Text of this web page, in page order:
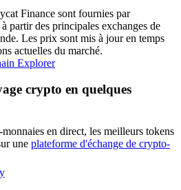
traders
bénéfices et des commissions de copy
Finance sont fournies par
partir des principales exchanges de
Les prix sont mis à jour en temps
actuelles du marché.
Explorer
crypto en quelques
en direct, les meilleurs tokens
une plateforme d'échange de crypto-